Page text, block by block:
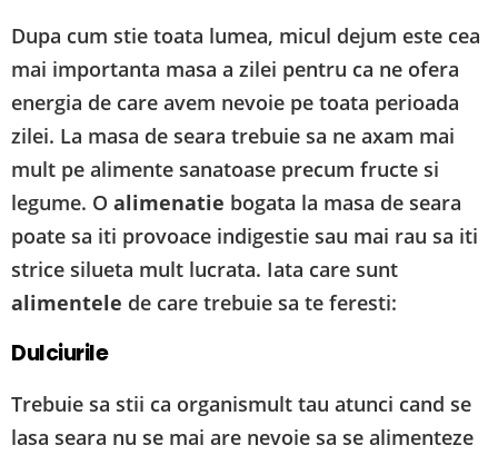
Dupa cum stie toata lumea, micul dejum este cea
mai importanta masa a zilei pentru ca ne ofera
energia de care avem nevoie pe toata perioada
zilei. La masa de seara trebuie sa ne axam mai
mult pe alimente sanatoase precum fructe si
legume. O alimenatie bogata la masa de seara
poate sa iti provoace indigestie sau mai rau sa iti
strice silueta mult lucrata. Iata care sunt
alimentele de care trebuie sa te feresti:
Dulciurile
Trebuie sa stii ca organismult tau atunci cand se
lasa seara nu se mai are nevoie sa se alimenteze